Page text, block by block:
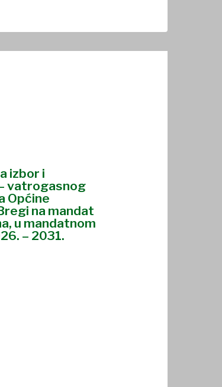
izbor i
vatrogasnog
Općine
na mandat
u mandatnom
– 2031.